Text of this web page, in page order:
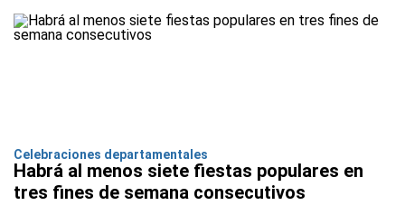
Celebraciones departamentales
Habrá al menos siete fiestas populares en
tres fines de semana consecutivos